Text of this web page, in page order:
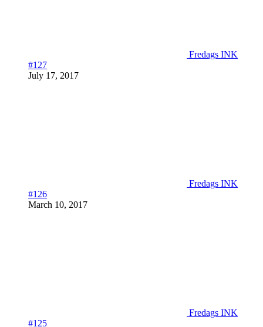
Fredags INK
#127
July 17, 2017
Fredags INK
#126
March 10, 2017
Fredags INK
#125